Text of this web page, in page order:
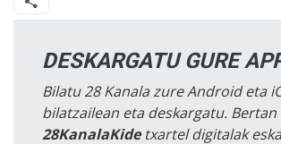
DESKARGATU GURE
Bilatu 28 Kanala zure Android eta
bilatzailean eta deskargatu. Bertan
28KanalaKidetxartel digitalak